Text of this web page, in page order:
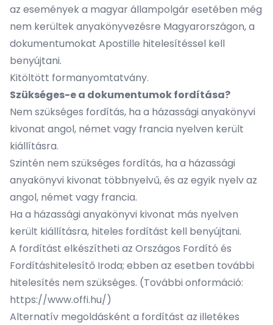
az események a magyar állampolgár esetében még
nem kerültek anyakönyvezésre Magyarországon, a
dokumentumokat Apostille hitelesítéssel kell
benyújtani.
Kitöltött formanyomtatvány.
Szükséges-e a dokumentumok fordítása?
Nem szükséges fordítás, ha a házassági anyakönyvi
kivonat angol, német vagy francia nyelven került
kiállításra.
Szintén nem szükséges fordítás, ha a házassági
anyakönyvi kivonat többnyelvű, és az egyik nyelv az
angol, német vagy francia.
Ha a házassági anyakönyvi kivonat más nyelven
került kiállításra, hiteles fordítást kell benyújtani.
A fordítást elkészítheti az Országos Fordító és
Fordításhitelesítő Iroda; ebben az esetben további
hitelesítés nem szükséges. (További onformáció:
https://www.offi.hu/)
Alternatív megoldásként a fordítást az illetékes